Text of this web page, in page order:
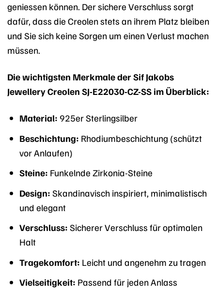
geniessen können. Der sichere Verschluss sorgt
dafür, dass die Creolen stets an ihrem Platz bleiben
und Sie sich keine Sorgen um einen Verlust machen
müssen.
Die wichtigsten Merkmale der Sif Jakobs
Jewellery Creolen SJ-E22030-CZ-SS im Überblick:
Material: 925er Sterlingsilber
Beschichtung: Rhodiumbeschichtung (schützt
vor Anlaufen)
Steine: Funkelnde Zirkonia-Steine
Design: Skandinavisch inspiriert, minimalistisch
und elegant
Verschluss: Sicherer Verschluss für optimalen
Halt
Tragekomfort: Leicht und angenehm zu tragen
Vielseitigkeit: Passend für jeden Anlass